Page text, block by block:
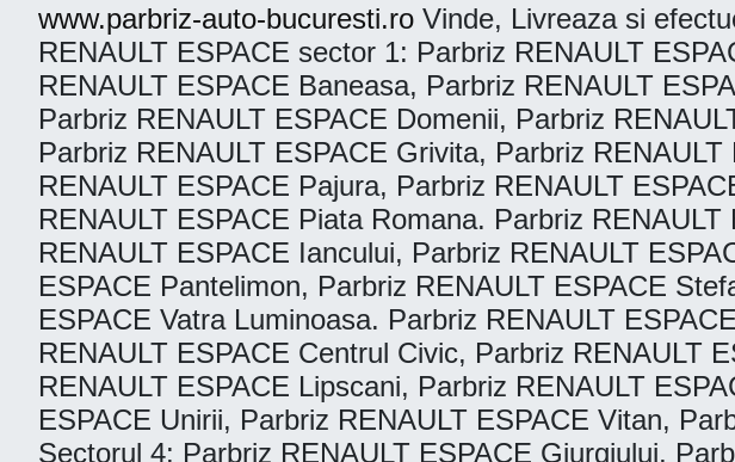
www.parbriz-auto-bucuresti.ro Vinde, Livreaza si
RENAULT ESPACE sector 1: Parbriz RENAULT
RENAULT ESPACE Baneasa, Parbriz RENAULT
Parbriz RENAULT ESPACE Domenii, Parbriz
Parbriz RENAULT ESPACE Grivita, Parbriz
RENAULT ESPACE Pajura, Parbriz RENAULT
RENAULT ESPACE Piata Romana. Parbriz
RENAULT ESPACE Iancului, Parbriz RENAULT
ESPACE Pantelimon, Parbriz RENAULT ESPACE
ESPACE Vatra Luminoasa. Parbriz RENAULT
RENAULT ESPACE Centrul Civic, Parbriz RENAULT
RENAULT ESPACE Lipscani, Parbriz RENAULT
ESPACE Unirii, Parbriz RENAULT ESPACE Vitan,
Sectorul 4: Parbriz RENAULT ESPACE Giurgiului,